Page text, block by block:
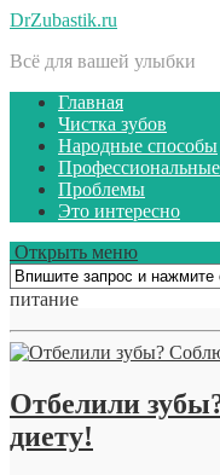
DrZubastik.ru
Всё для вашей улыбки
Главная
Чистка зубов
Народные способы
Проблемы
Это интересно
Открыть меню
питание
Отбелили
диету!